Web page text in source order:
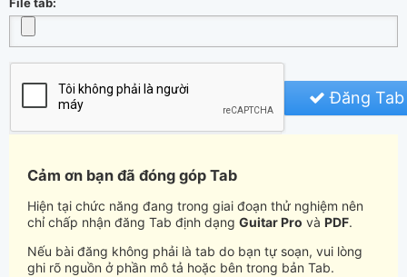
Tắt quảng cáo
Đăng
Cảm ơn bạn đã đóng góp Tab
Hiện tại chức năng đang trong giai đoạn thử nghiệm nên
chỉ chấp nhận đăng Tab định dạng Guitar Pro và PDF.
Nếu bài đăng không phải là tab do bạn tự soạn, vui lòng
ghi rõ nguồn ở phần mô tả hoặc bên trong bản Tab.